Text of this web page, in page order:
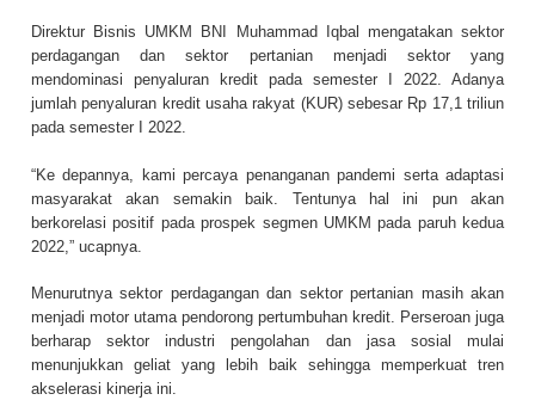
Direktur Bisnis UMKM BNI Muhammad Iqbal mengatakan sektor
perdagangan dan sektor pertanian menjadi sektor yang
mendominasi penyaluran kredit pada semester I 2022. Adanya
jumlah penyaluran kredit usaha rakyat (KUR) sebesar Rp 17,1 triliun
pada semester I 2022.
“Ke depannya, kami percaya penanganan pandemi serta adaptasi
masyarakat akan semakin baik. Tentunya hal ini pun akan
berkorelasi positif pada prospek segmen UMKM pada paruh kedua
2022,” ucapnya.
Menurutnya sektor perdagangan dan sektor pertanian masih akan
menjadi motor utama pendorong pertumbuhan kredit. Perseroan juga
berharap sektor industri pengolahan dan jasa sosial mulai
menunjukkan geliat yang lebih baik sehingga memperkuat tren
akselerasi kinerja ini.